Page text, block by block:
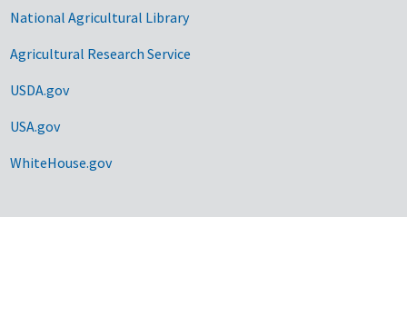
National Agricultural Library
Agricultural Research Service
USDA.gov
USA.gov
WhiteHouse.gov